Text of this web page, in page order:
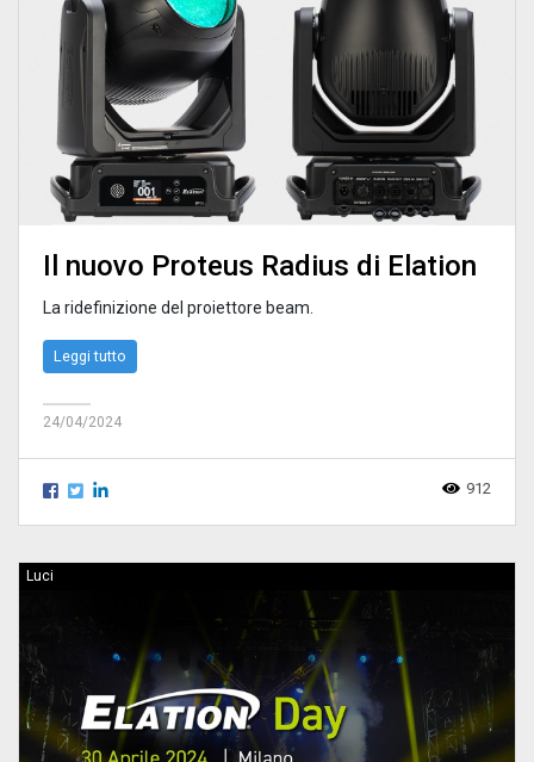
Il nuovo Proteus Radius di Elation
La ridefinizione del proiettore beam.
Leggi tutto
24/04/2024
912
Luci